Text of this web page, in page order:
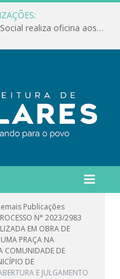
Conselho Municipal de Assistência Social realiza oficina aos servidores
Publicações
N° 2023/2983
EM OBRA DE
PRAÇA NA
COMUNIDADE DE
DE
E JULGAMENTO